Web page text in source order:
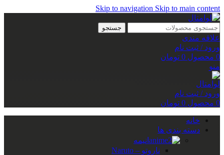
Skip to navigation Skip to main content
جستجو
علاقه مندی
ورود / ثبت نام
0 محصول 0 تومان
منو
ورود / ثبت نام
0 محصول 0 تومان
خانه
دسته بندی ها
انیمه
ناروتو – Naruto